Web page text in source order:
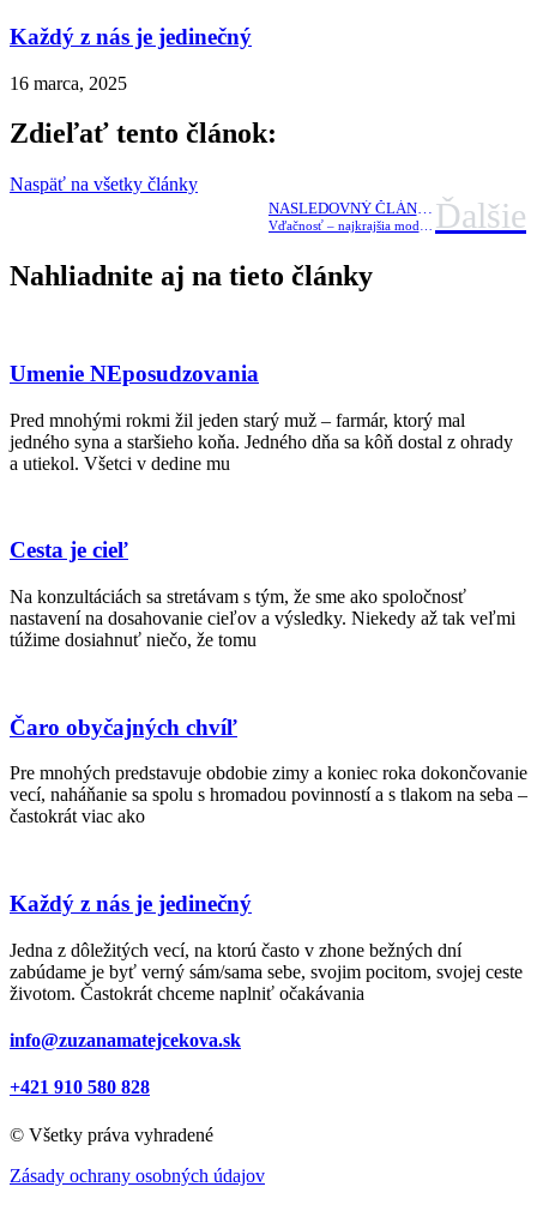
Každý z nás je jedinečný
16 marca, 2025
Zdieľať tento článok:
Naspäť na všetky články
NASLEDOVNÝ ČLÁNOK Ďalšie
Nahliadnite aj na tieto články
Umenie NEposudzovania
Pred mnohými rokmi žil jeden starý muž – farmár, ktorý mal
jedného syna a staršieho koňa. Jedného dňa sa kôň dostal z ohrady
a utiekol. Všetci v dedine mu
Cesta je cieľ
Na konzultáciách sa stretávam s tým, že sme ako spoločnosť
nastavení na dosahovanie cieľov a výsledky. Niekedy až tak veľmi
túžime dosiahnuť niečo, že tomu
Čaro obyčajných chvíľ
Pre mnohých predstavuje obdobie zimy a koniec roka dokončovanie
vecí, naháňanie sa spolu s hromadou povinností a s tlakom na seba –
častokrát viac ako
Každý z nás je jedinečný
Jedna z dôležitých vecí, na ktorú často v zhone bežných dní
zabúdame je byť verný sám/sama sebe, svojim pocitom, svojej ceste
životom. Častokrát chceme naplniť očakávania
info@zuzanamatejcekova.sk
+421 910 580 828
© Všetky práva vyhradené
Zásady ochrany osobných údajov